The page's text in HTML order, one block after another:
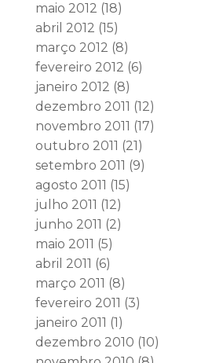
maio 2012 (18)
abril 2012 (15)
março 2012 (8)
fevereiro 2012 (6)
janeiro 2012 (8)
dezembro 2011 (12)
novembro 2011 (17)
outubro 2011 (21)
setembro 2011 (9)
agosto 2011 (15)
julho 2011 (12)
junho 2011 (2)
maio 2011 (5)
abril 2011 (6)
março 2011 (8)
fevereiro 2011 (3)
janeiro 2011 (1)
dezembro 2010 (10)